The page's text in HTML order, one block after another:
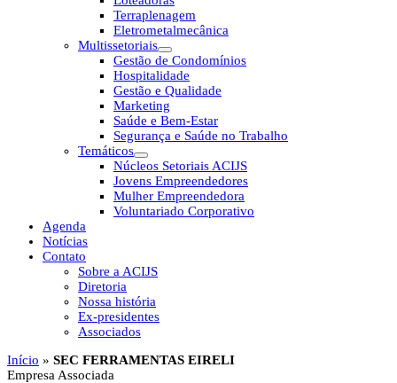
Terraplenagem
Eletrometalmecânica
Multissetoriais
Gestão de Condomínios
Hospitalidade
Gestão e Qualidade
Marketing
Saúde e Bem-Estar
Segurança e Saúde no Trabalho
Temáticos
Núcleos Setoriais ACIJS
Jovens Empreendedores
Mulher Empreendedora
Voluntariado Corporativo
Agenda
Notícias
Contato
Sobre a ACIJS
Diretoria
Nossa história
Ex-presidentes
Associados
Início » SEC FERRAMENTAS EIRELI
Empresa Associada